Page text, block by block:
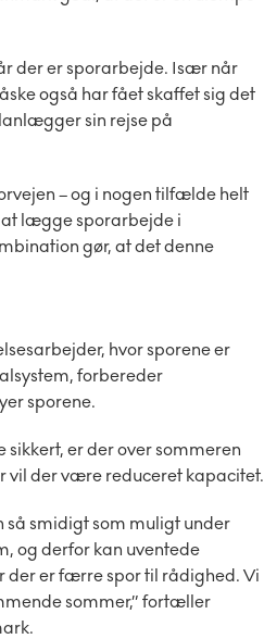
der er sporarbejde. Især når
også har fået skaffet sig det
sin rejse på
– og i nogen tilfælde helt
lægge sporarbejde i
gør, at det denne
hvor sporene er
forbereder
sporene.
er der over sommeren
vil der være reduceret kapacitet.
så smidigt som muligt under
og derfor kan uventede
der er færre spor til rådighed. Vi
sommer,” fortæller